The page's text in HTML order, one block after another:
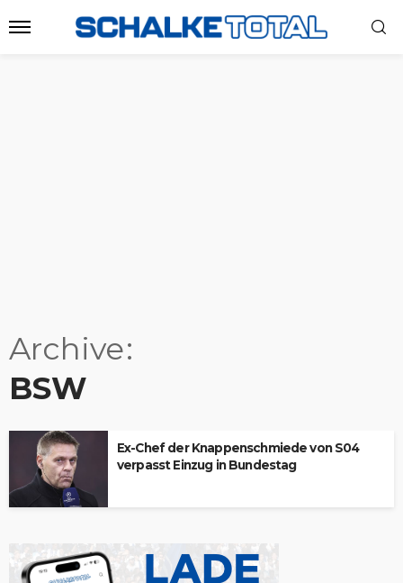
Archive
BSW
Ex-Chef der Knappenschmiede von S04
verpasst Einzug in Bundestag